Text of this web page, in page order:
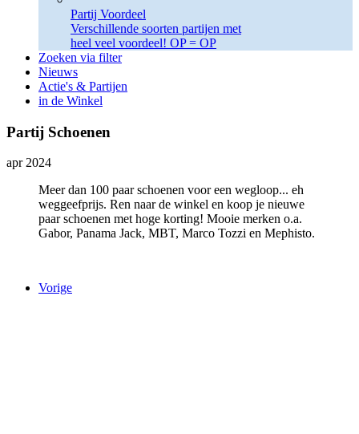
Partij Voordeel
Verschillende soorten partijen met
heel veel voordeel! OP = OP
Zoeken via filter
Nieuws
Actie's & Partijen
in de Winkel
Partij Schoenen
apr 2024
Meer dan 100 paar schoenen voor een wegloop... eh
weggeefprijs. Ren naar de winkel en koop je nieuwe
paar schoenen met hoge korting! Mooie merken o.a.
Gabor, Panama Jack, MBT, Marco Tozzi en Mephisto.
Vorige